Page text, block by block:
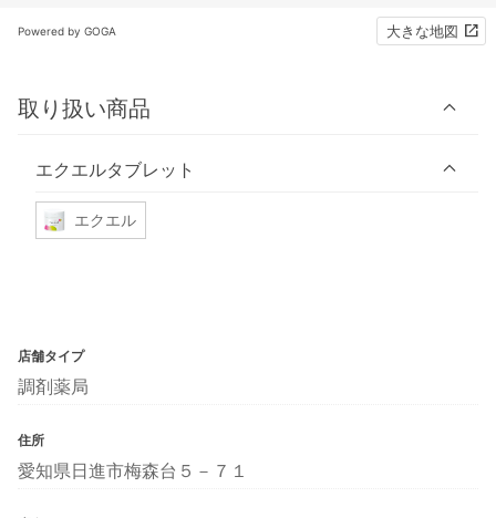
Powered by GOGA 大きな地図
取り扱い商品
エクエルタブレット
エクエル
店舗タイプ
調剤薬局
住所
愛知県日進市梅森台５－７１